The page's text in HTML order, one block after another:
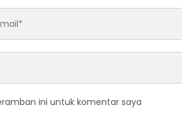
ini untuk komentar saya